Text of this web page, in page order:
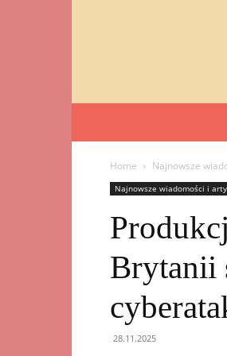
Home Najnowsze
Najnowsze wiadomości i
Brytanii
28.11.2025